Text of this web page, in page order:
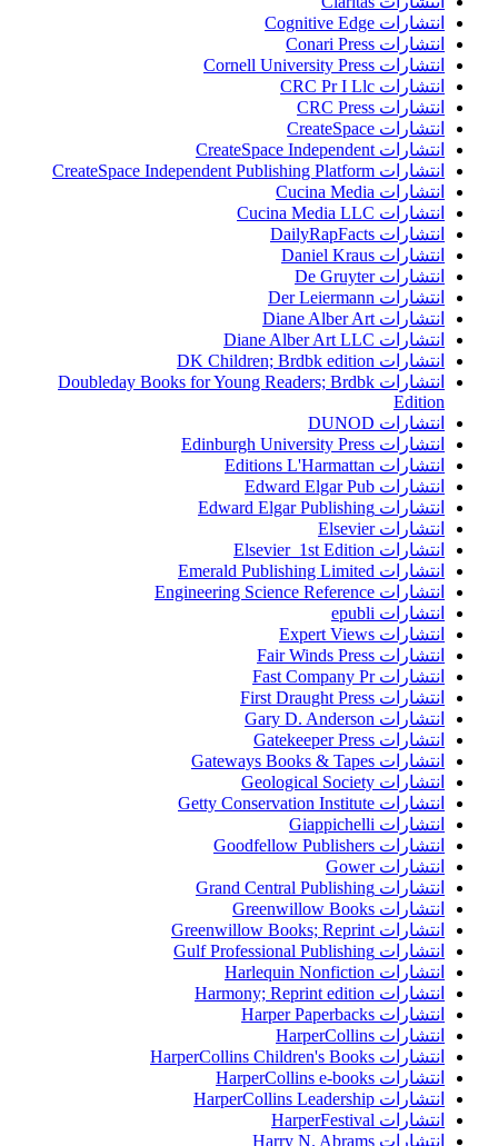
انتشارات Cognitive Edge
انتشارات Conari Press
انتشارات Cornell University Press
انتشارات CRC Pr I Llc
انتشارات CRC Press
انتشارات CreateSpace
انتشارات CreateSpace Independent
انتشارات CreateSpace Independent Publishing Platform
انتشارات Cucina Media
انتشارات Cucina Media LLC
انتشارات DailyRapFacts
انتشارات Daniel Kraus
انتشارات De Gruyter
انتشارات Der Leiermann
انتشارات Diane Alber Art
انتشارات Diane Alber Art LLC
انتشارات DK Children; Brdbk edition
انتشارات Doubleday Books for Young Readers; Brdbk
Edition
انتشارات DUNOD
انتشارات Edinburgh University Press
انتشارات Editions L'Harmattan
انتشارات Edward Elgar Pub
انتشارات Edward Elgar Publishing
انتشارات Elsevier
انتشارات Elsevier 1st Edition
انتشارات Emerald Publishing Limited
انتشارات Engineering Science Reference
انتشارات epubli
انتشارات Expert Views
انتشارات Fair Winds Press
انتشارات Fast Company Pr
انتشارات First Draught Press
انتشارات Gary D. Anderson
انتشارات Gatekeeper Press
انتشارات Gateways Books & Tapes
انتشارات Geological Society
انتشارات Getty Conservation Institute
انتشارات Giappichelli
انتشارات Goodfellow Publishers
انتشارات Gower
انتشارات Grand Central Publishing
انتشارات Greenwillow Books
انتشارات Greenwillow Books; Reprint
انتشارات Gulf Professional Publishing
انتشارات Harlequin Nonfiction
انتشارات Harmony; Reprint edition
انتشارات Harper Paperbacks
انتشارات HarperCollins
انتشارات HarperCollins Children's Books
انتشارات HarperCollins e-books
انتشارات HarperCollins Leadership
انتشارات HarperFestival
انتشارات Harry N. Abrams